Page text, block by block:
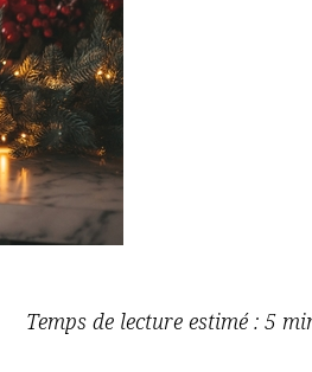
Temps de lecture estimé : 5